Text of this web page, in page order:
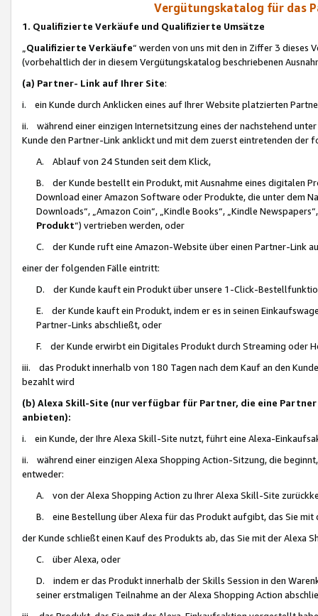
Vergütungskatalog für das
1. Qualifizierte Verkäufe und Qualifizierte Umsätze
Qualifizierte Verkäufe“ werden von uns mit den in Ziffer 3
(vorbehaltlich der in diesem Vergütungskatalog beschriebenen
(a) Partner- Link auf Ihrer Site:
i. ein Kunde durch Anklicken eines auf Ihrer Website platzierten
ii. während einer einzigen Internetsitzung eines der nachstehend
Kunde den Partner-Link anklickt und mit dem zuerst eintretenden der
A. Ablauf von 24 Stunden seit dem Klick,
B. der Kunde bestellt ein Produkt, mit Ausnahme eines digitalen
Download einer Amazon Software oder Produkte, die unter dem
Downloads“, „Amazon Coin“, „Kindle Books“, „Kindle
Produkt“) vertrieben werden, oder
C. der Kunde ruft eine Amazon-Website über einen Partner-Link
einer der folgenden Fälle eintritt:
D. der Kunde kauft ein Produkt über unsere 1-Click-
E. der Kunde kauft ein Produkt, indem er es in seinen
Partner-Links abschließt, oder
F. der Kunde erwirbt ein Digitales Produkt durch Streaming oder
iii. das Produkt innerhalb von 180 Tagen nach dem Kauf an den
bezahlt wird
(b) Alexa Skill-Site (nur verfügbar für Partner, die eine
anbieten):
i. ein Kunde, der Ihre Alexa Skill-Site nutzt, führt eine Alexa-
ii. während einer einzigen Alexa Shopping Action-Sitzung, die
entweder:
A. von der Alexa Shopping Action zu Ihrer Alexa Skill-Site
B. eine Bestellung über Alexa für das Produkt aufgibt, das Sie mit
der Kunde schließt einen Kauf des Produkts ab, das Sie mit der Alexa
C. über Alexa, oder
D. indem er das Produkt innerhalb der Skills Session in den
seiner erstmaligen Teilnahme an der Alexa Shopping Action